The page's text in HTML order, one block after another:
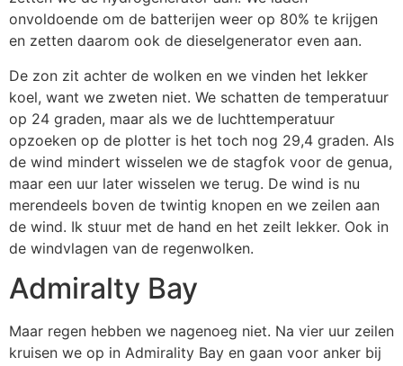
onvoldoende om de batterijen weer op 80% te krijgen
en zetten daarom ook de dieselgenerator even aan.
De zon zit achter de wolken en we vinden het lekker
koel, want we zweten niet. We schatten de temperatuur
op 24 graden, maar als we de luchttemperatuur
opzoeken op de plotter is het toch nog 29,4 graden. Als
de wind mindert wisselen we de stagfok voor de genua,
maar een uur later wisselen we terug. De wind is nu
merendeels boven de twintig knopen en we zeilen aan
de wind. Ik stuur met de hand en het zeilt lekker. Ook in
de windvlagen van de regenwolken.
Admiralty Bay
Maar regen hebben we nagenoeg niet. Na vier uur zeilen
kruisen we op in Admirality Bay en gaan voor anker bij